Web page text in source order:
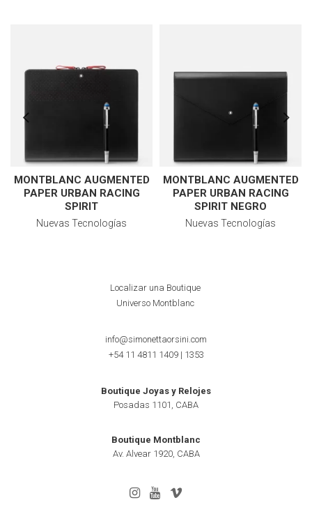
MONTBLANC AUGMENTED
PAPER URBAN RACING
SPIRIT
Nuevas Tecnologías
MONTBLANC AUGMENTED
PAPER URBAN RACING
SPIRIT NEGRO
Nuevas Tecnologías
Localizar una Boutique
Universo Montblanc
info@simonettaorsini.com
+54 11 4811 1409| 1353
Boutique Joyas y Relojes
Posadas 1101, CABA
Boutique Montblanc
Av. Alvear 1920, CABA